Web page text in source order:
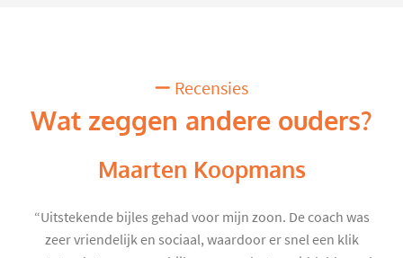
Recensies
Wat zeggen andere ouders?
Maarten Koopmans
“Uitstekende bijles gehad voor mijn zoon. De coach was
zeer vriendelijk en sociaal, waardoor er snel een klik